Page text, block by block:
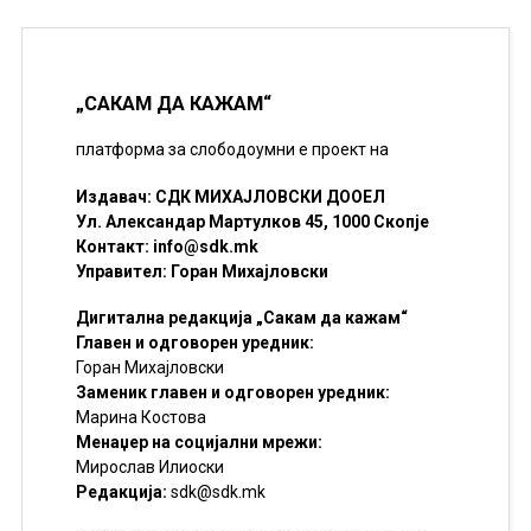
„САКАМ ДА КАЖАМ“
платформа за слободоумни е проект на
Издавач: СДК МИХАЈЛОВСКИ ДООЕЛ
Ул. Александар Мартулков 45, 1000 Скопје
Контакт: info@sdk.mk
Управител: Горан Михајловски
Дигитална редакција „Сакам да кажам“
Главен и одговорен уредник:
Горан Михајловски
Заменик главен и одговорен уредник:
Марина Костова
Менаџер на социјални мрежи:
Мирослав Илиоски
Редакцијa: sdk@sdk.mk